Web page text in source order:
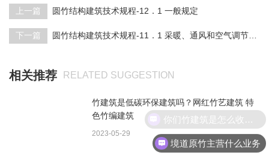
上一篇 圆竹结构建筑技术规程-12．1 一般规定
下一篇
相关推荐 RELATED SUGGESTION
竹建筑是低碳环保建筑吗？网红竹艺建筑 特
色竹编建筑
2023-05-29
境道原竹主营什么业务